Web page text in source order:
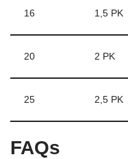
16 1,5 PK
20 2 PK
25 2,5 PK
FAQs